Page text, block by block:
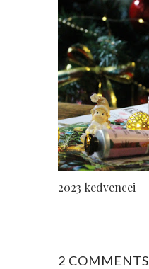
2023 kedvencei
2 COMMENTS